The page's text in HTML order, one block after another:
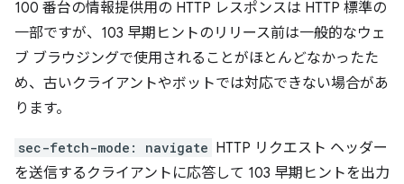
100 番台の情報提供用の HTTP レスポンスは HTTP 標準の
一部ですが、103 早期ヒントのリリース前は一般的なウェ
ブ ブラウジングで使用されることがほとんどなかったた
め、古いクライアントやボットでは対応できない場合があ
ります。
sec-fetch-mode: navigate HTTP リクエスト ヘッダー
を送信するクライアントに応答して 103 早期ヒントを出力